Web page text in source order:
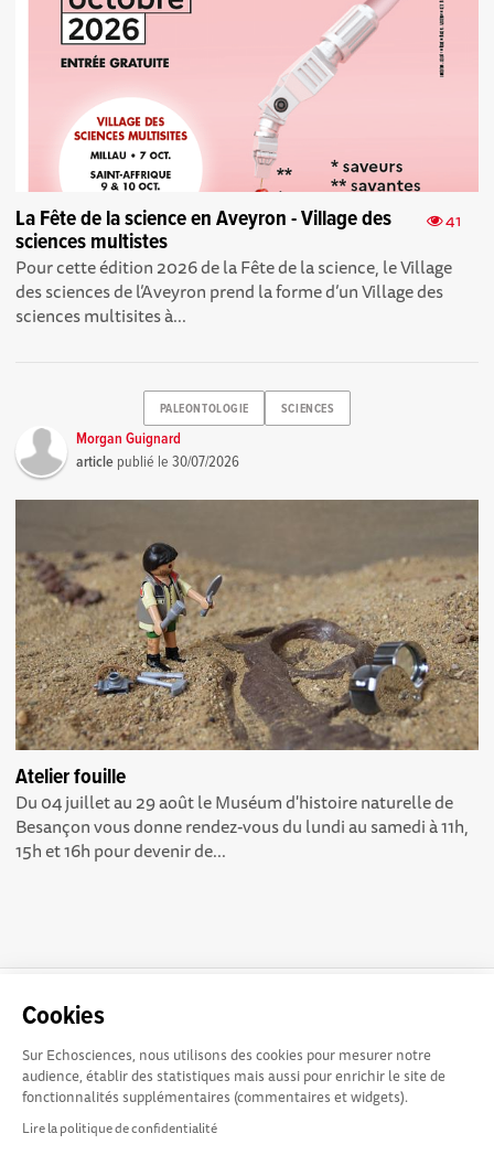
Cookies
Sur Echosciences, nous utilisons des cookies pour mesurer notre
audience, établir des statistiques mais aussi pour enrichir le site de
fonctionnalités supplémentaires (commentaires et widgets).
Lire la politique de confidentialité
41
La Fête de la science en Aveyron - Village des
sciences multistes
Pour cette édition 2026 de la Fête de la science, le Village
des sciences de l’Aveyron prend la forme d’un Village des
sciences multisites à...
PALEONTOLOGIE SCIENCES
Morgan Guignard
article publié le30/07/2026
Atelier fouille
Du 04 juillet au 29 août le Muséum d'histoire naturelle de
Besançon vous donne rendez-vous du lundi au samedi à 11h,
15h et 16h pour devenir de...
La plateforme Science(s)
en Occitanie est le média
social des amateurs de sciences et de technologies du
territoire. Elle est propulsée par Instant Science, avec la
participation et le soutien de nombreux acteurs locaux. Ce
projet est cofinancé par les Investissements d'avenir, la
Région Occitanie et l’Union européenne via les fonds